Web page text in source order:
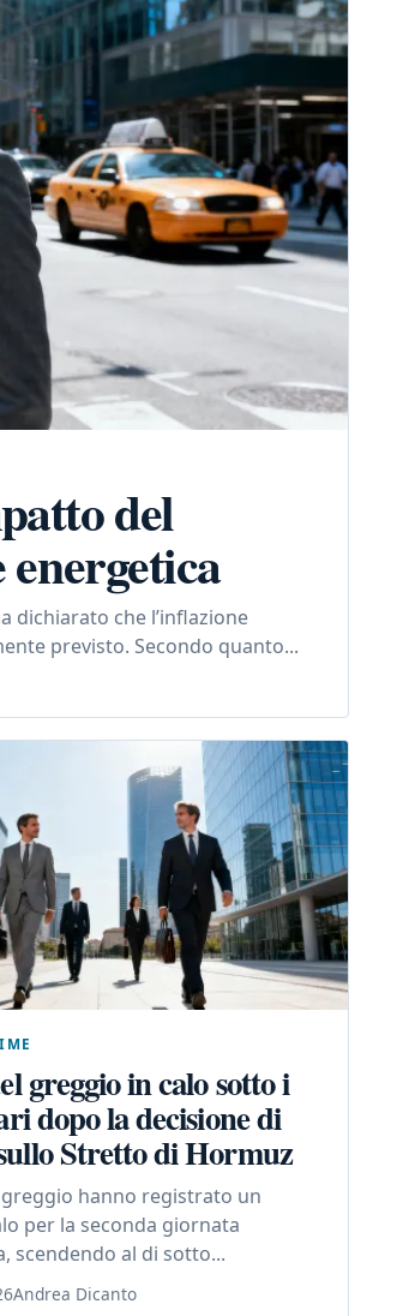
del
dichiarato che l’inflazione
previsto. Secondo quanto...
greggio in calo sotto i
dopo la decisione di
Stretto di Hormuz
hanno registrato un
per la seconda giornata
scendendo al di sotto...
Andrea Dicanto